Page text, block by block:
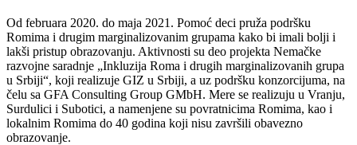
Od februara 2020. do maja 2021. Pomoć deci pruža podršku
Romima i drugim marginalizovanim grupama kako bi imali bolji i
lakši pristup obrazovanju. Aktivnosti su deo projekta Nemačke
razvojne saradnje „Inkluzija Roma i drugih marginalizovanih grupa
u Srbiji“, koji realizuje GIZ u Srbiji, a uz podršku konzorcijuma, na
čelu sa GFA Consulting Group GMbH. Mere se realizuju u Vranju,
Surdulici i Subotici, a namenjene su povratnicima Romima, kao i
lokalnim Romima do 40 godina koji nisu završili obavezno
obrazovanje.